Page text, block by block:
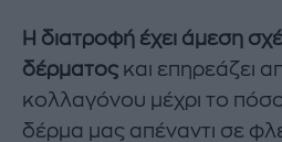
Η διατροφή έχει άμεση
δέρματος και επηρεάζει
κολλαγόνου μέχρι το πόσο
δέρμα μας απέναντι σε